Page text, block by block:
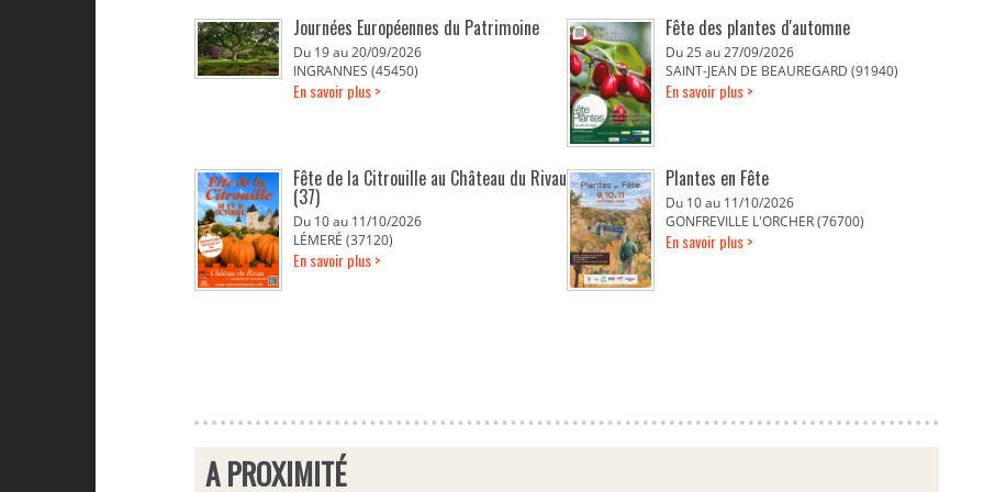
Journées Européennes du Patrimoine
Du 19 au 20/09/2026
INGRANNES (45450)
En savoir plus >
Fête des plantes d'automne
Du 25 au 27/09/2026
SAINT-JEAN DE BEAUREGARD (91940)
En savoir plus >
Fête de la Citrouille au Château du Rivau
(37)
Du 10 au 11/10/2026
LÉMERÉ (37120)
En savoir plus >
Plantes en Fête
Du 10 au 11/10/2026
GONFREVILLE L'ORCHER (76700)
En savoir plus >
A PROXIMITÉ